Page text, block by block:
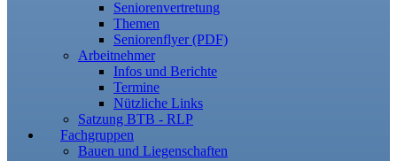
Seniorenvertretung
Themen
Seniorenflyer (PDF)
Arbeitnehmer
Infos und Berichte
Termine
Nützliche Links
Satzung BTB - RLP
Fachgruppen
Bauen und Liegenschaften